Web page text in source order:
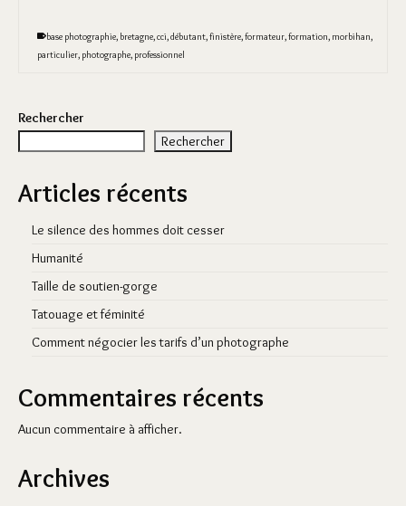
base photographie, bretagne,cci,débutant,finistère,formateur,formation, morbihan,
particulier, photographe, professionnel
Rechercher
Rechercher
Articles récents
Le silence des hommes doit cesser
Humanité
Taille de soutien-gorge
Tatouage et féminité
Comment négocier les tarifs d’un photographe
Commentaires récents
Aucun commentaire à afficher.
Archives